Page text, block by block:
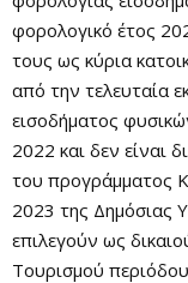
φορολογικό έτος
τους ως κύρια
από την τελευταία
εισοδήματος
2022 και δεν είναι
του προγράμματος
2023 της Δημόσιας
επιλεγούν ως
Τουρισμού